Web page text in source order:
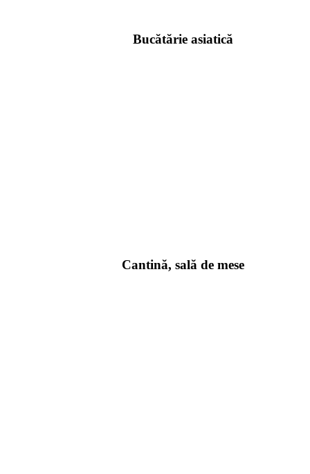
Bucătărie asiatică
Cantină, sală de mese